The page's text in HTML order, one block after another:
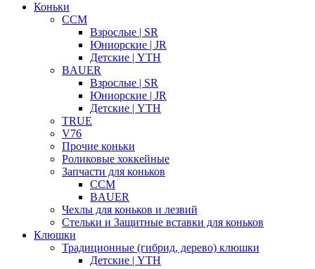
Коньки
CCM
Взрослые | SR
Юниорские | JR
Детские | YTH
BAUER
Взрослые | SR
Юниорские | JR
Детские | YTH
TRUE
V76
Прочие коньки
Роликовые хоккейные
Запчасти для коньков
CCM
BAUER
Чехлы для коньков и лезвий
Стельки и Защитные вставки для коньков
Клюшки
Традиционные (гибрид, дерево) клюшки
Детские | YTH